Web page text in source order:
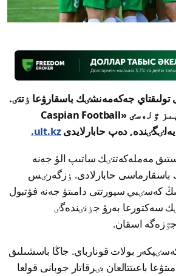
تولىقتاي جەكەمەنشٸك باسقارۋعا ٶتتٸ.
ەندٸ كلۋبتىڭ 100 پايىز ٷلەسٸ «Caspian Football
ult.kz.
مەملەكەتتٸك ساتىپ الۋ جەنە
باسقارماسى حابارلادى. ٶزگەرٸس
كەسٸبي سپورتتى دامىتۋ جەنە فۋتبول
سەكتورعا بەرۋ جٶنٸندەگٸ
جٷزەگە اسقان.
بولات قونارباي. جاڭا باسشىلىق
باعىتتالعان بٸرقاتار جوبانى قولعا